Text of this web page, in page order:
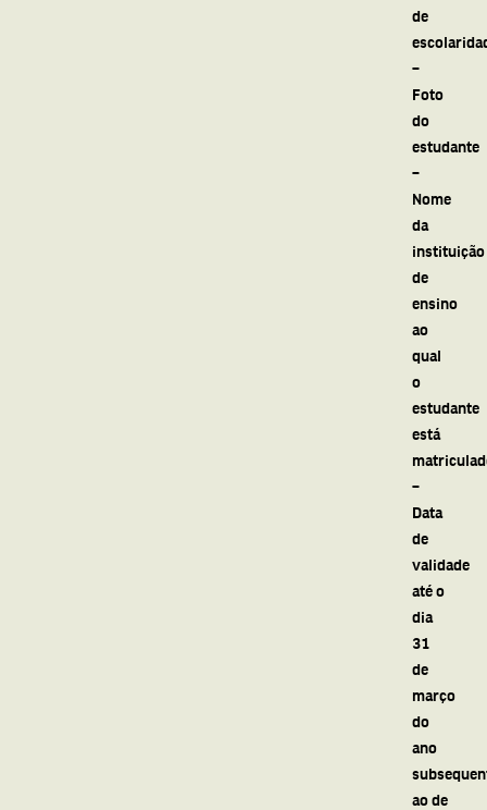
de
–
Foto
do
estudante
–
Nome
da
instituição
de
ensino
ao
qual
o
estudante
está
–
Data
de
validade
até o
dia
31
de
março
do
ano
ao de